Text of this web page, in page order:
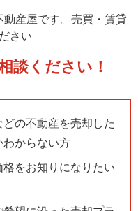
産屋です。売買・賃貸
さい
談ください！
の不動産を売却した
わからない方
をお知りになりたい